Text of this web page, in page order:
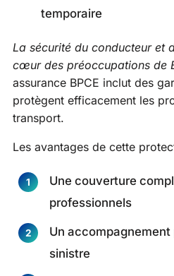
temporaire
La sécurité du conducteur et
cœur des préoccupations de
assurance BPCE inclut des
protègent efficacement les
transport.
Les avantages de cette
Une couverture
professionnels
Un
sinistre